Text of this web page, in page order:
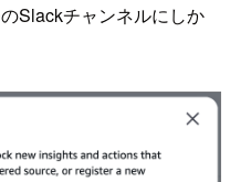
Slackチャンネルにしか